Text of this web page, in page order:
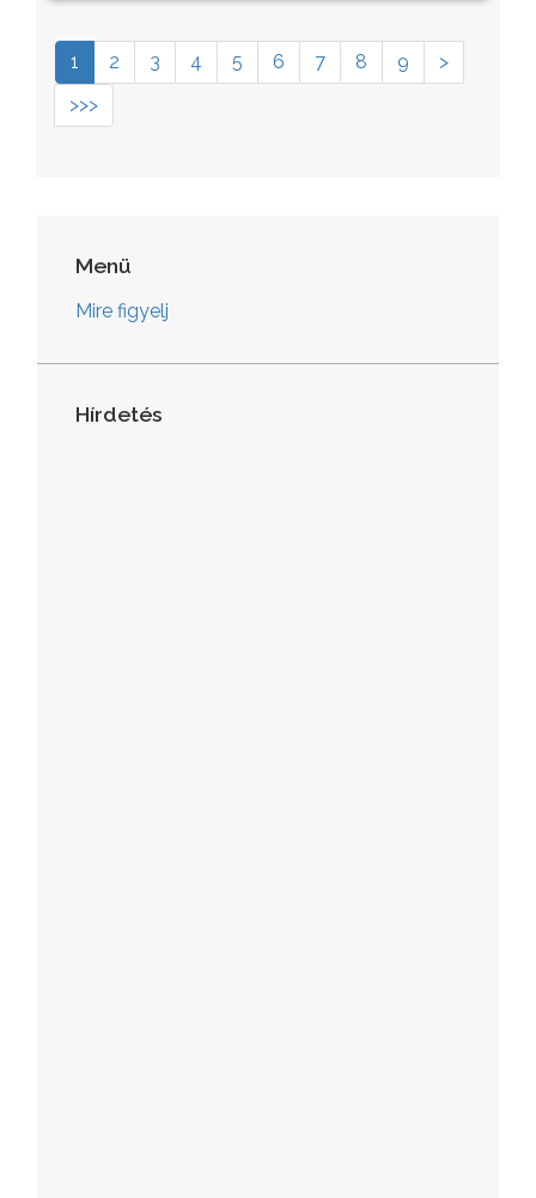
1 2 3 4 5 6 7 8 9
>
>>>
Menü
Mire figyelj
Hírdetés